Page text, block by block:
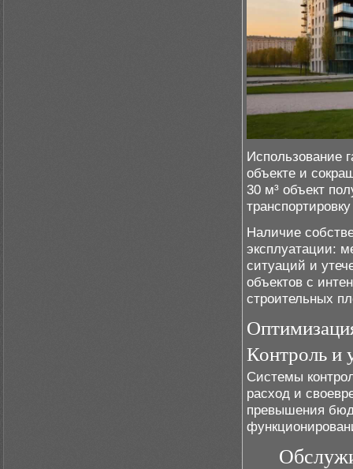
Использование
объекте и
30 м³ объект
Наличие
эксплуатации:
ситуаций и
объектов с
строительных
Контроль и
Системы
расход и
превышения